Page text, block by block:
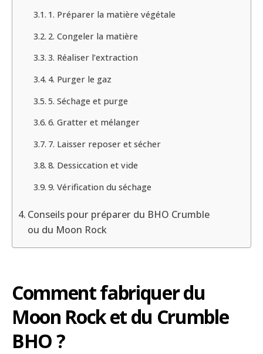
1. Préparer la matière végétale
2. Congeler la matière
3. Réaliser l’extraction
4. Purger le gaz
5. Séchage et purge
6. Gratter et mélanger
7. Laisser reposer et sécher
8. Dessiccation et vide
9. Vérification du séchage
Conseils pour préparer du BHO Crumble
ou du Moon Rock
Comment fabriquer du
Moon Rock et du Crumble
BHO ?